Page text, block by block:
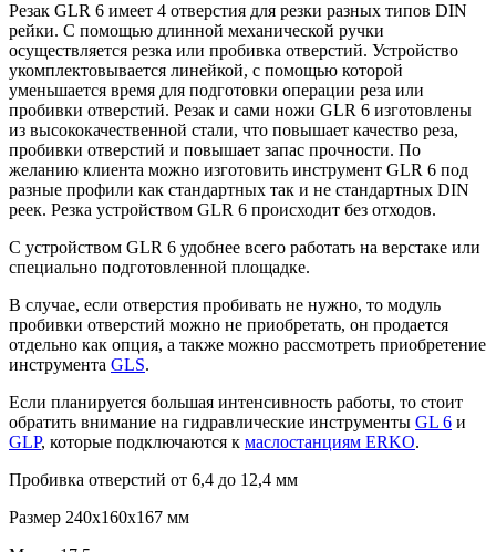
Резак GLR 6 имеет 4 отверстия для резки разных типов DIN
рейки. С помощью длинной механической ручки
осуществляется резка или пробивка отверстий. Устройство
укомплектовывается линейкой, с помощью которой
уменьшается время для подготовки операции реза или
пробивки отверстий. Резак и сами ножи GLR 6 изготовлены
из высококачественной стали, что повышает качество реза,
пробивки отверстий и повышает запас прочности. По
желанию клиента можно изготовить инструмент GLR 6 под
разные профили как стандартных так и не стандартных DIN
реек. Резка устройством GLR 6 происходит без отходов.
С устройством GLR 6 удобнее всего работать на верстаке или
специально подготовленной площадке.
В случае, если отверстия пробивать не нужно, то модуль
пробивки отверстий можно не приобретать, он продается
отдельно как опция, а также можно рассмотреть приобретение
инструмента GLS.
Если планируется большая интенсивность работы, то стоит
обратить внимание на гидравлические инструменты GL 6 и
GLP, которые подключаются к маслостанциям ERKO.
Пробивка отверстий от 6,4 до 12,4 мм
Размер 240х160х167 мм